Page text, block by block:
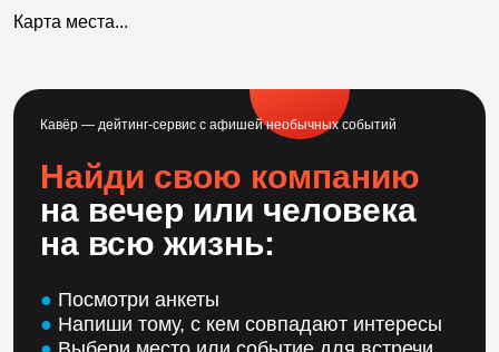
Карта места...
Кавёр — дейтинг-сервис с афишей необычных событий
Найди свою компанию
на вечер или человека
на всю жизнь:
● Посмотри анкеты
● Напиши тому, с кем совпадают интересы